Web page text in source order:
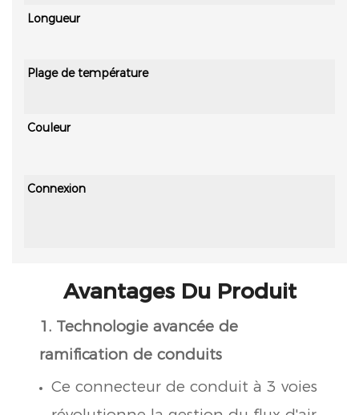
Longueur
Plage de température
Couleur
Connexion
Avantages Du Produit
1. Technologie avancée de
ramification de conduits
Ce connecteur de conduit à 3 voies